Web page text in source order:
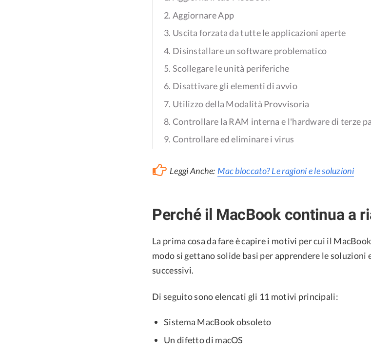
2. Aggiornare App
3. Uscita forzata da tutte le applicazioni aperte
4. Disinstallare un software problematico
5. Scollegare le unità periferiche
6. Disattivare gli elementi di avvio
7. Utilizzo della Modalità Provvisoria
8. Controllare la RAM interna e l'hardware di terze
9. Controllare ed eliminare i virus
Leggi Anche: Mac bloccato? Le ragioni e le soluzioni
Perché il MacBook continua a
La prima cosa da fare è capire i motivi per cui il
modo si gettano solide basi per apprendere le soluzioni
successivi.
Di seguito sono elencati gli 11 motivi principali:
Sistema MacBook obsoleto
Un difetto di macOS